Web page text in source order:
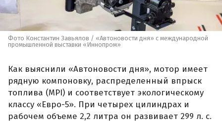
Фото Константин Завьялов / «Автоновости дня» с международной
промышленной выставки «Иннопром»
Как выяснили «Автоновости дня», мотор имеет
рядную компоновку, распределенный впрыск
топлива (MPI) и соответствует экологическому
классу «Евро-5». При четырех цилиндрах и
рабочем объеме 2,2 литра он развивает 299 л. с.